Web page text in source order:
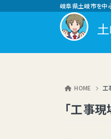
岐阜県土岐市を中
HOME 工
「工事